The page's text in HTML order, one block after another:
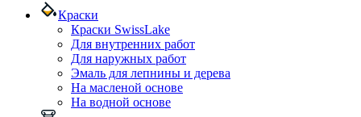
Краски
Краски SwissLake
Для внутренних работ
Для наружных работ
Эмаль для лепнины и дерева
На масленой основе
На водной основе